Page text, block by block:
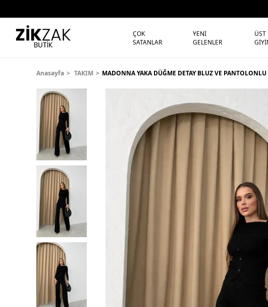
ÇOK
SATANLAR
YENİ
GELENLER
ÜST
Anasayfa TAKIM MADONNA YAKA DÜĞME DETAY BLUZ VE